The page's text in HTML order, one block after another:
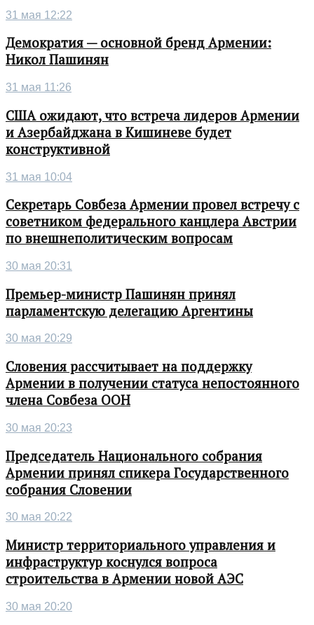
31 мая 12:22
Демократия — основной бренд Армении:
Никол Пашинян
31 мая 11:26
США ожидают, что встреча лидеров Армении
и Азербайджана в Кишиневе будет
конструктивной
31 мая 10:04
Секретарь Совбеза Армении провел встречу с
советником федерального канцлера Австрии
по внешнеполитическим вопросам
30 мая 20:31
Премьер-министр Пашинян принял
парламентскую делегацию Аргентины
30 мая 20:29
Словения рассчитывает на поддержку
Армении в получении статуса непостоянного
члена Совбеза ООН
30 мая 20:23
Председатель Национального собрания
Армении принял спикера Государственного
собрания Словении
30 мая 20:22
Министр территориального управления и
инфраструктур коснулся вопроса
строительства в Армении новой АЭС
30 мая 20:20